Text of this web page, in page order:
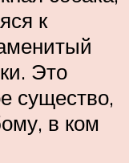
к
Это
существо,
в ком